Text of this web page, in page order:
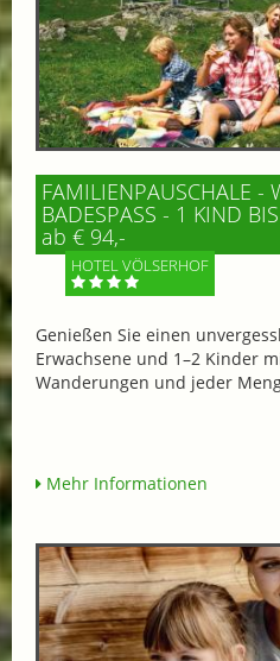
FAMILIENPAUSCHALE -
BADESPASS - 1 KIND BIS
ab € 94,-
HOTEL VÖLSERHOF
Genießen Sie einen
Erwachsene und 1–2 Kinder
Wanderungen und jeder
Mehr Informationen